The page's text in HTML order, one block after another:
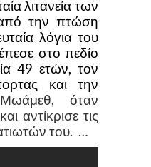
λιτανεία των
την πτώση
λόγια του
στο πεδίο
49 ετών, τον
και την
όταν
αντίκρισε τις
του. …